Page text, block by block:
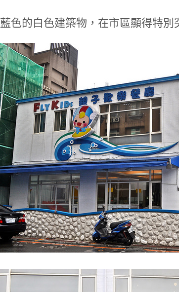
藍色的白色建築物，在市區顯得特